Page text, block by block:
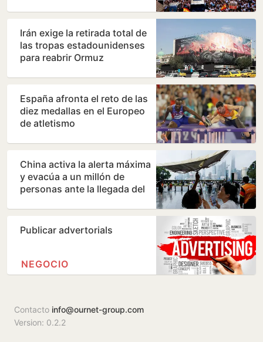
Irán exige la retirada total de
las tropas estadounidenses
para reabrir Ormuz
España afronta el reto de las
diez medallas en el Europeo
de atletismo
China activa la alerta máxima
y evacúa a un millón de
personas ante la llegada del
Publicar advertorials
NEGOCIO
Contacto info@ournet-group.com
Version: 0.2.2